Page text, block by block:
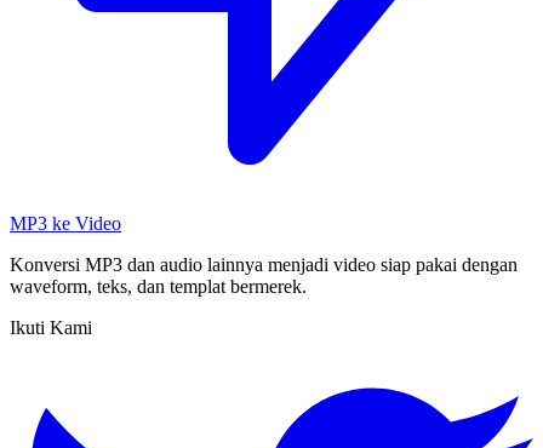
MP3 ke Video
Konversi MP3 dan audio lainnya menjadi video siap pakai dengan
waveform, teks, dan templat bermerek.
Ikuti Kami